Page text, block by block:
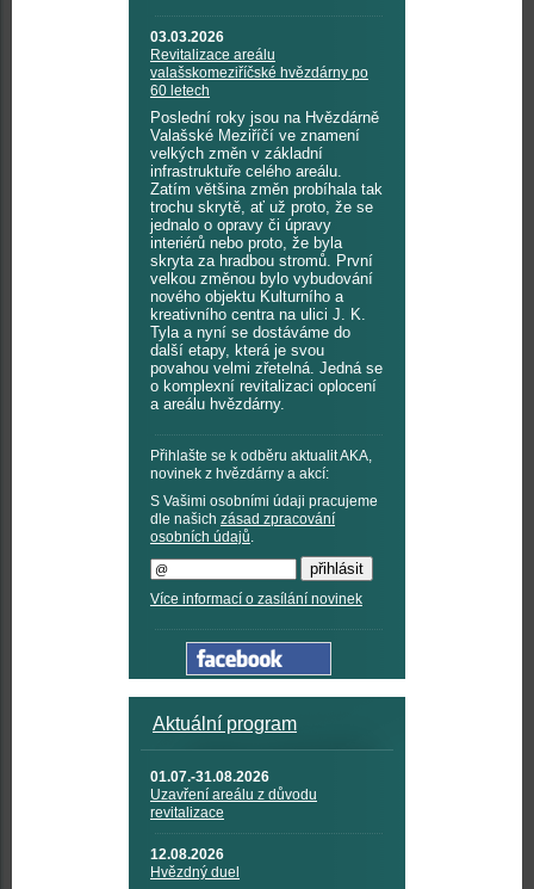
03.03.2026
Revitalizace areálu
valašskomeziříčské hvězdárny po
60 letech
Poslední roky jsou na Hvězdárně
Valašské Meziříčí ve znamení
velkých změn v základní
infrastruktuře celého areálu.
Zatím většina změn probíhala tak
trochu skrytě, ať už proto, že se
jednalo o opravy či úpravy
interiérů nebo proto, že byla
skryta za hradbou stromů. První
velkou změnou bylo vybudování
nového objektu Kulturního a
kreativního centra na ulici J. K.
Tyla a nyní se dostáváme do
další etapy, která je svou
povahou velmi zřetelná. Jedná se
o komplexní revitalizaci oplocení
a areálu hvězdárny.
Přihlašte se k odběru aktualit AKA,
novinek z hvězdárny a akcí:
S Vašimi osobními údaji pracujeme
dle našich zásad zpracování
osobních údajů.
Více informací o zasílání novinek
Aktuální program
01.07.-31.08.2026
Uzavření areálu z důvodu
revitalizace
12.08.2026
Hvězdný duel